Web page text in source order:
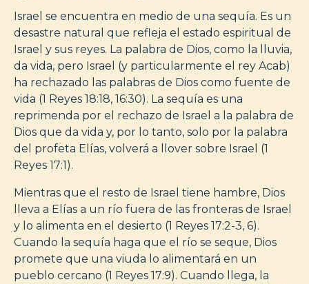
Israel se encuentra en medio de una sequía. Es un
desastre natural que refleja el estado espiritual de
Israel y sus reyes. La palabra de Dios, como la lluvia,
da vida, pero Israel (y particularmente el rey Acab)
ha rechazado las palabras de Dios como fuente de
vida (1 Reyes 18:18, 16:30). La sequía es una
reprimenda por el rechazo de Israel a la palabra de
Dios que da vida y, por lo tanto, solo por la palabra
del profeta Elías, volverá a llover sobre Israel (1
Reyes 17:1).
Mientras que el resto de Israel tiene hambre, Dios
lleva a Elías a un río fuera de las fronteras de Israel
y lo alimenta en el desierto (1 Reyes 17:2-3, 6).
Cuando la sequía haga que el río se seque, Dios
promete que una viuda lo alimentará en un
pueblo cercano (1 Reyes 17:9). Cuando llega, la